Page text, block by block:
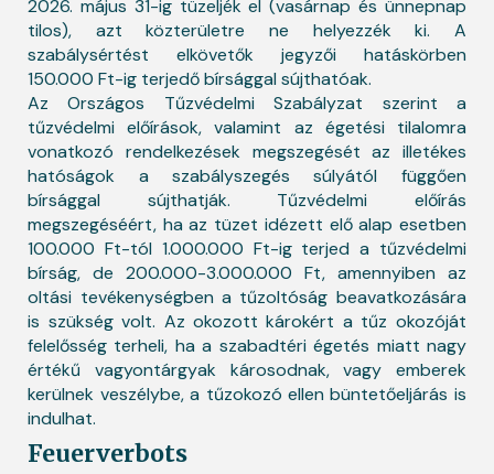
2026. május 31-ig tüzeljék el (vasárnap és ünnepnap
tilos), azt közterületre ne helyezzék ki. A
szabálysértést elkövetők jegyzői hatáskörben
150.000 Ft-ig terjedő bírsággal sújthatóak.
Az Országos Tűzvédelmi Szabályzat szerint a
tűzvédelmi előírások, valamint az égetési tilalomra
vonatkozó rendelkezések megszegését az illetékes
hatóságok a szabályszegés súlyától függően
bírsággal sújthatják. Tűzvédelmi előírás
megszegéséért, ha az tüzet idézett elő alap esetben
100.000 Ft-tól 1.000.000 Ft-ig terjed a tűzvédelmi
bírság, de 200.000-3.000.000 Ft, amennyiben az
oltási tevékenységben a tűzoltóság beavatkozására
is szükség volt. Az okozott károkért a tűz okozóját
felelősség terheli, ha a szabadtéri égetés miatt nagy
értékű vagyontárgyak károsodnak, vagy emberek
kerülnek veszélybe, a tűzokozó ellen büntetőeljárás is
indulhat.
Feuerverbots